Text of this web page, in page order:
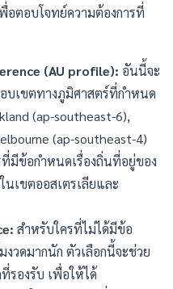
อตอบโจทย์ความต้องการที่
(AU profile): อันนี้จะ
บเขตทางภูมิศาสตร์ที่กำหนด
(ap-southeast-6),
(ap-southeast-4)
มีข้อกำหนดเรื่องถิ่นที่อยู่ของ
นเขตออสเตรเลียและ
สำหรับใครที่ไม่ได้มีข้อ
วดมากนัก ตัวเลือกนี้จะช่วย
รองรับ เพื่อให้ได้